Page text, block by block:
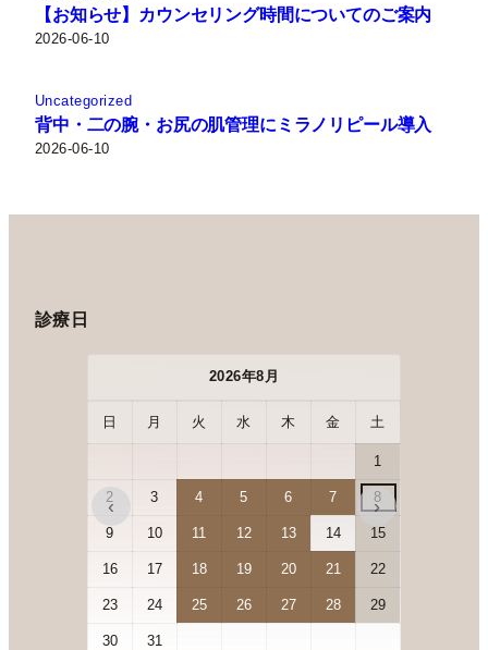
【お知らせ】カウンセリング時間についてのご案内
2026-06-10
Uncategorized
背中・二の腕・お尻の肌管理にミラノリピール導入
2026-06-10
診療日
‹
2026年8月
日 月 火 水 木 金 土
1
2 3 4 5 6 7 8
9 10 11 12 13 14 15
16 17 18 19 20 21 22
23 24 25 26 27 28 29
30 31
›